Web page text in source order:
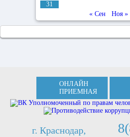
31
« Сен
Ноя »
ОНЛАЙН
ПРИЕМНАЯ
г. Краснодар,